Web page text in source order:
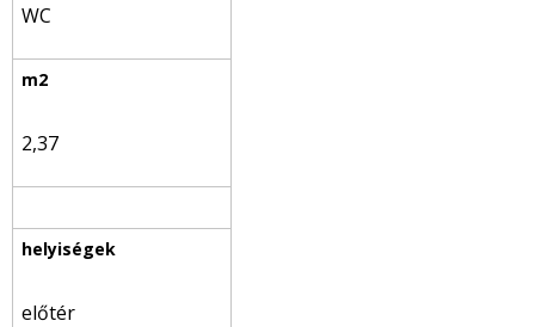
WC
2,37
előtér